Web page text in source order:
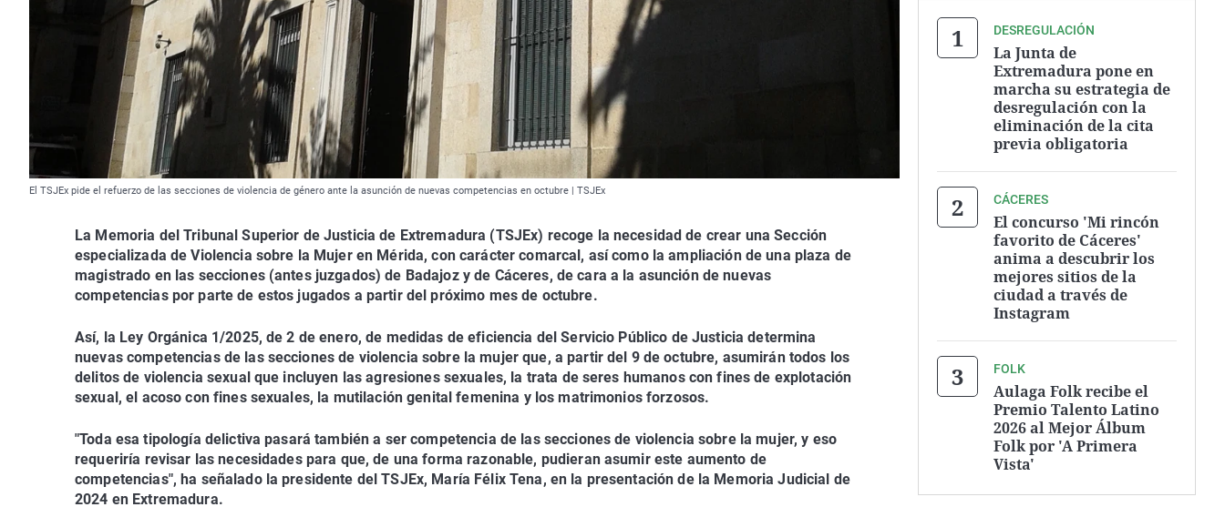
El TSJEx pide el refuerzo de las secciones de violencia de género ante la asunción de nuevas competencias en octubre | TSJEx
La Memoria del Tribunal Superior de Justicia de Extremadura (TSJEx) recoge la necesidad de crear una Sección
especializada de Violencia sobre la Mujer en Mérida, con carácter comarcal, así como la ampliación de una plaza de
magistrado en las secciones (antes juzgados) de Badajoz y de Cáceres, de cara a la asunción de nuevas
competencias por parte de estos jugados a partir del próximo mes de octubre.
Así, la Ley Orgánica 1/2025, de 2 de enero, de medidas de eficiencia del Servicio Público de Justicia determina
nuevas competencias de las secciones de violencia sobre la mujer que, a partir del 9 de octubre, asumirán todos los
delitos de violencia sexual que incluyen las agresiones sexuales, la trata de seres humanos con fines de explotación
sexual, el acoso con fines sexuales, la mutilación genital femenina y los matrimonios forzosos.
"Toda esa tipología delictiva pasará también a ser competencia de las secciones de violencia sobre la mujer, y eso
requeriría revisar las necesidades para que, de una forma razonable, pudieran asumir este aumento de
competencias", ha señalado la presidente del TSJEx, María Félix Tena, en la presentación de la Memoria Judicial de
2024 en Extremadura.
DESREGULACIÓN
La Junta de
Extremadura pone en
marcha su estrategia de
desregulación con la
eliminación de la cita
previa obligatoria
CÁCERES
El concurso 'Mi rincón
favorito de Cáceres'
anima a descubrir los
mejores sitios de la
ciudad a través de
Instagram
FOLK
Aulaga Folk recibe el
Premio Talento Latino
2026 al Mejor Álbum
Folk por 'A Primera
Vista'